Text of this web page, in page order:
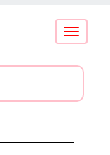
Conmutar